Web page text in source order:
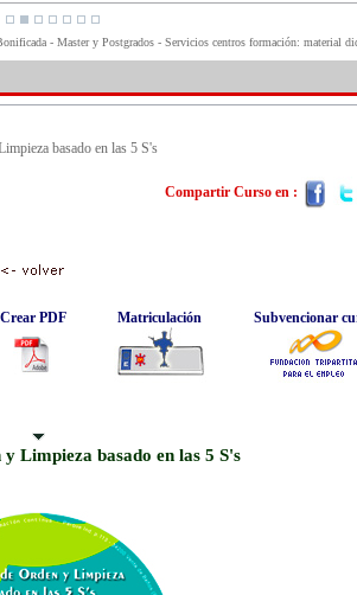
- Master y Postgrados - Servicios centros formación: material
basado en las 5 S's
Compartir Curso en :
Crear PDF Matriculación Subvencionar
Limpieza basado en las 5 S's